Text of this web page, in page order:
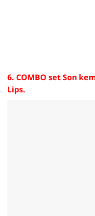
6. COMBO set Son
Lips.